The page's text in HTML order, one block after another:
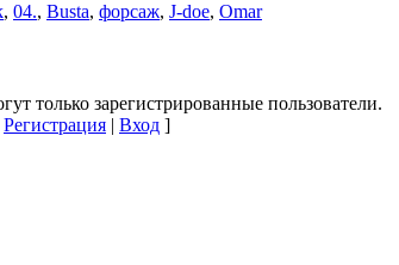
, 04., Busta, форсаж, J-doe, Omar
только зарегистрированные пользователи.
Регистрация | Вход ]